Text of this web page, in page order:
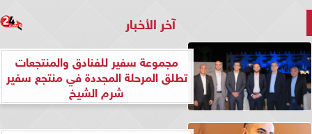
آخر الأخبار
مجموعة سفير للفنادق والمنتجعات
تطلق المرحلة المجددة في منتجع سفير
شرم الشيخ